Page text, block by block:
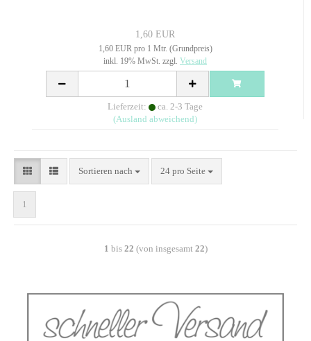
1,60 EUR
1,60 EUR pro 1 Mtr. (Grundpreis)
inkl. 19% MwSt. zzgl. Versand
Lieferzeit:
ca. 2-3 Tage
(Ausland abweichend)
Sortieren nach 24 pro Seite
1
1 bis 22 (von insgesamt 22)